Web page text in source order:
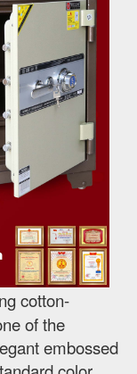
cotton-
of the
embossed